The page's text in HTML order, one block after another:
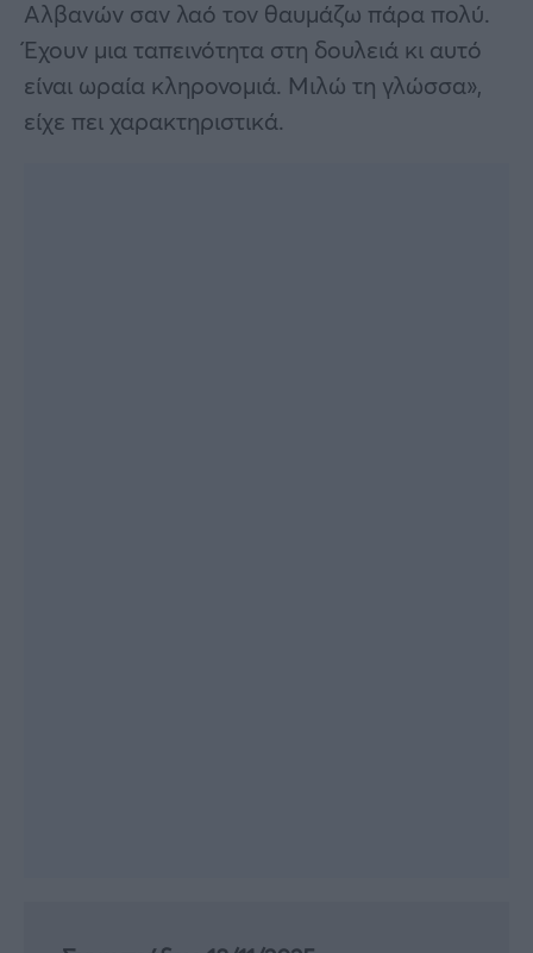
Αλβανών σαν λαό τον θαυμάζω πάρα πολύ.
Έχουν μια ταπεινότητα στη δουλειά κι αυτό
είναι ωραία κληρονομιά. Μιλώ τη γλώσσα»,
είχε πει χαρακτηριστικά.